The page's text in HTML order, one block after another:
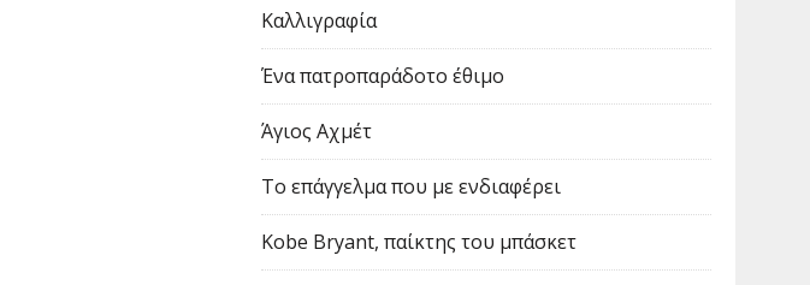
Καλλιγραφία
Ένα πατροπαράδοτο έθιμο
Άγιος Αχμέτ
Το επάγγελμα που με ενδιαφέρει
Kobe Bryant, παίκτης του μπάσκετ